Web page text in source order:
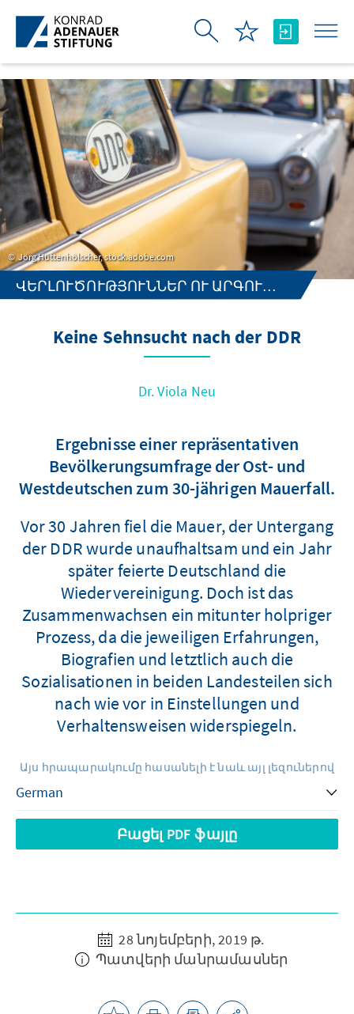
Skip to Main Content
Jörg Hüttenhölscher, stock.adobe.com
ՎԵՐԼՈՒԾՈՒԹՅՈՒՆՆԵՐ ՈՒ ԱՐԳՈՒՄԵՆՏՆԵՐ
Keine Sehnsucht nach der DDR
Dr. Viola Neu
Ergebnisse einer repräsentativen
Bevölkerungsumfrage der Ost- und
Westdeutschen zum 30-jährigen Mauerfall.
Vor 30 Jahren fiel die Mauer, der Untergang
der DDR wurde unaufhaltsam und ein Jahr
später feierte Deutschland die
Wiedervereinigung. Doch ist das
Zusammenwachsen ein mitunter holpriger
Prozess, da die jeweiligen Erfahrungen,
Biografien und letztlich auch die
Sozialisationen in beiden Landesteilen sich
nach wie vor in Einstellungen und
Verhaltensweisen widerspiegeln.
Այս հրապարակումը հասանելի է նաև այլ լեզուներով
Բացել PDF ֆայլը
28 նոյեմբերի, 2019 թ.
Պատվերի մանրամասներ